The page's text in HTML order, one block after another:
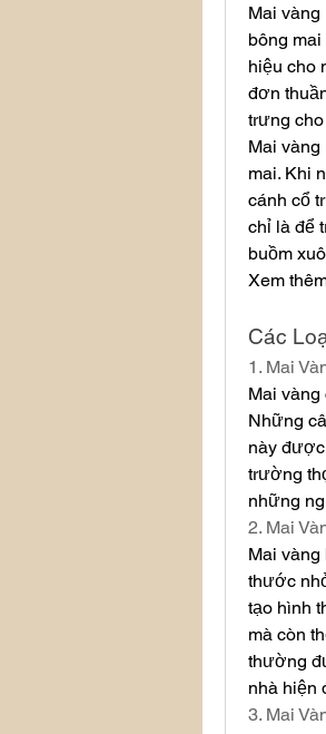
Mai
bông
hiệu cho
đơn
trưng
Mai
mai. Khi
cánh cổ
chỉ là để
buồm
Xem
Các
1. Mai
Mai
Những
này
trường
những
2. Mai
Mai
thước
tạo hình
mà còn
thường
nhà hiện
3. Mai